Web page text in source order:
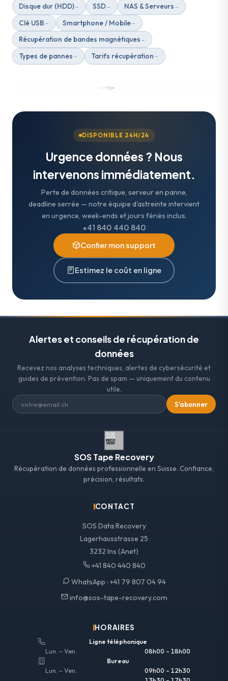
Disque dur (HDD) SSD
NAS & Serveurs
Clé USB
Smartphone / Mobile
Récupération de bandes magnétiques
Types de pannes
Tarifs récupération
DISPONIBLE 24H/24
Urgence données ? Nous
intervenons immédiatement.
Perte de données critique, serveur en panne,
deadline serrée — notre équipe d'astreinte intervient
en urgence, week-ends et jours fériés inclus.
+41 840 440 840
Confier mon support
Estimez le coût en ligne
Alertes et conseils de récupération de
données
Recevez nos analyses techniques, alertes de cybersécurité et
guides de prévention. Pas de spam — uniquement du contenu
utile.
S'abonner
SOS Tape Recovery
Récupération de données professionnelle en Suisse. Confiance,
précision, résultats.
CONTACT
SOS Data Recovery
Lagerhausstrasse 25
3232 Ins (Anet)
+41 840 440 840
WhatsApp : +41 79 807 04 94
info@sos-tape-recovery.com
HORAIRES
Ligne téléphonique
Lun. – Ven.
08h00 – 18h00
Bureau
Lun. – Ven.
09h00 – 12h30